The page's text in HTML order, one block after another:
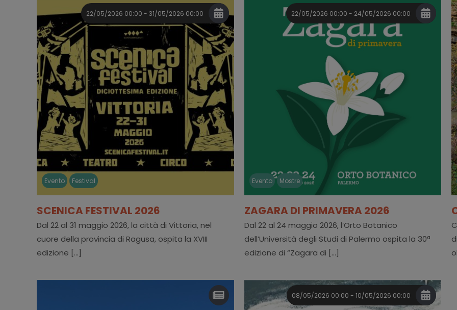
22/05/2026 00:00 - 31/05/2026 00:00
Evento Festival
SCENICA FESTIVAL 2026
Dal 22 al 31 maggio 2026, la città di Vittoria, nel
cuore della provincia di Ragusa, ospita la XVIII
edizione [...]
22/05/2026 00:00 - 24/05/2026 00:00
Evento Mostre
ZAGARA DI PRIMAVERA 2026
Dal 22 al 24 maggio 2026, l’Orto Botanico
dell’Università degli Studi di Palermo ospita la 30ª
edizione di “Zagara di [...]
08/05/2026 00:00 - 10/05/2026 00:00